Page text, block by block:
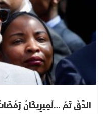
الدَّقْ تَمْ …لْمِيرِيكَانْ